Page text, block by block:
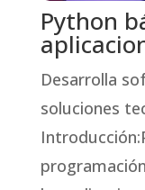
Python
Desarrolla
soluciones